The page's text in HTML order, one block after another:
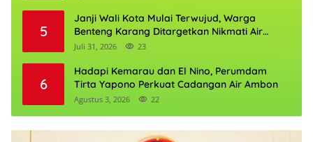
5
Janji Wali Kota Mulai Terwujud, Warga
Benteng Karang Ditargetkan Nikmati Air
Bersih Pekan Kedua Agustus
Juli 31, 2026 23
6
Hadapi Kemarau dan El Nino, Perumdam
Tirta Yapono Perkuat Cadangan Air Ambon
Agustus 3, 2026 22